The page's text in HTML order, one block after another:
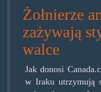
Żołnierze
zażywają
walce
Jak donosi
w Iraku utrzymują